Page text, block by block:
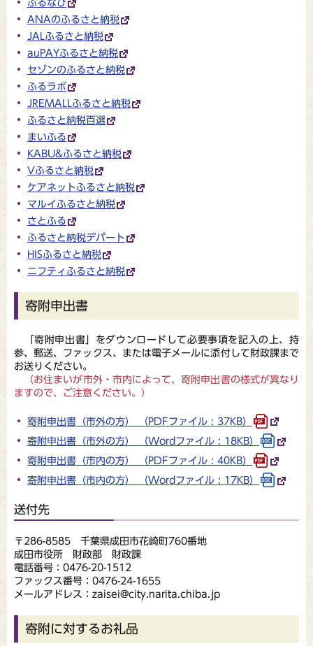
ふるなび
ANAのふるさと納税
JALふるさと納税
auPAYふるさと納税
セゾンのふるさと納税
ふるラボ
JREMALLふるさと納税
ふるさと納税百選
まいふる
KABU&ふるさと納税
Vふるさと納税
ケアネットふるさと納税
マルイふるさと納税
さとふる
ふるさと納税デパート
HISふるさと納税
ニフティふるさと納税
寄附申出書
「寄附申出書」をダウンロードして必要事項を記入の上、持
参、郵送、ファックス、または電子メールに添付して財政課まで
お送りください。
（お住まいが市外・市内によって、寄附申出書の様式が異なり
ますので、ご注意ください。）
寄附申出書（市外の方） （PDFファイル : 37KB）
寄附申出書（市外の方） （Wordファイル : 18KB）
寄附申出書（市内の方） （PDFファイル : 40KB）
寄附申出書（市内の方） （Wordファイル : 17KB）
送付先
〒286-8585 千葉県成田市花崎町760番地
成田市役所 財政部 財政課
電話番号：0476-20-1512
ファックス番号：0476-24-1655
メールアドレス：zaisei@city.narita.chiba.jp
寄附に対するお礼品